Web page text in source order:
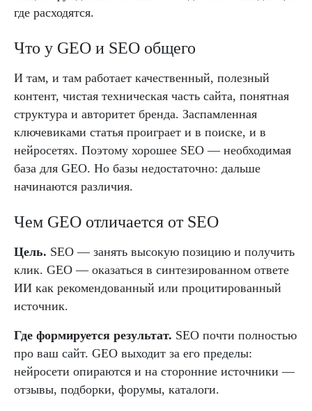
где расходятся.
Что у GEO и SEO общего
И там, и там работает качественный, полезный
контент, чистая техническая часть сайта, понятная
структура и авторитет бренда. Заспамленная
ключевиками статья проиграет и в поиске, и в
нейросетях. Поэтому хорошее SEO — необходимая
база для GEO. Но базы недостаточно: дальше
начинаются различия.
Чем GEO отличается от SEO
Цель. SEO — занять высокую позицию и получить
клик. GEO — оказаться в синтезированном ответе
ИИ как рекомендованный или процитированный
источник.
Где формируется результат. SEO почти полностью
про ваш сайт. GEO выходит за его пределы:
нейросети опираются и на сторонние источники —
отзывы, подборки, форумы, каталоги.